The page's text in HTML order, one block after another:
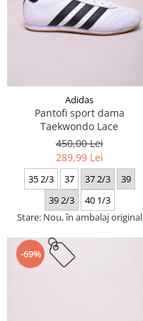
Adidas
Pantofi sport dama
Taekwondo Lace
450,00 Lei
289,99 Lei
35 2/3 37 37 2/3
39
39 2/3
40 1/3
Stare: Nou, în ambalaj original
-69%